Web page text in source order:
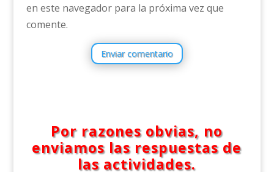
en este navegador para la próxima vez que
comente.
Enviar comentario
Por razones obvias, no
enviamos las respuestas de
las actividades.